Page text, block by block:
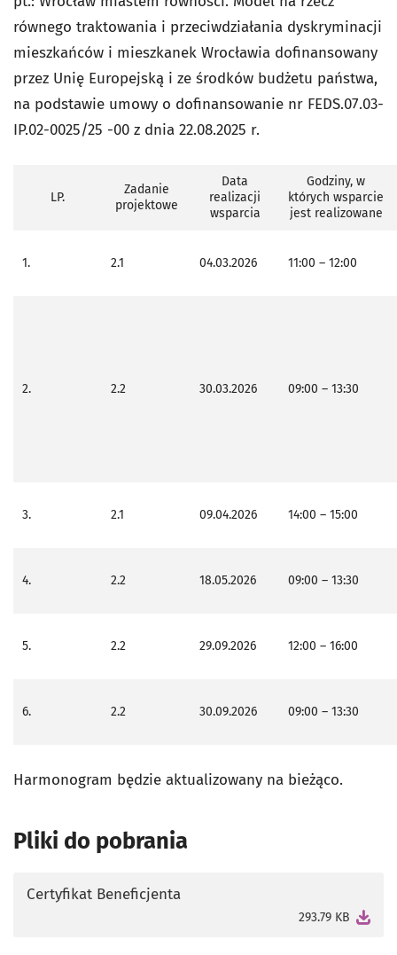
równego traktowania i przeciwdziałania dyskryminacji
mieszkańców i mieszkanek Wrocławia dofinansowany
przez Unię Europejską i ze środków budżetu państwa,
na podstawie umowy o dofinansowanie nr FEDS.07.03-
IP.02-0025/25 -00 z dnia 22.08.2025 r.
LP.
Zadanie
projektowe
Data
realizacji
wsparcia
Godziny, w
których wsparcie
jest realizowane
1. 2.1 04.03.2026 11:00 – 12:00
2. 2.2 30.03.2026 09:00 – 13:30
3. 2.1 09.04.2026 14:00 – 15:00
4. 2.2 18.05.2026 09:00 – 13:30
5. 2.2 29.09.2026 12:00 – 16:00
6. 2.2 30.09.2026 09:00 – 13:30
Harmonogram będzie aktualizowany na bieżąco.
Pliki do pobrania
Certyfikat Beneficjenta
293.79 KB